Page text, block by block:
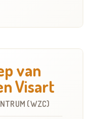
van
Visart
(WZC)